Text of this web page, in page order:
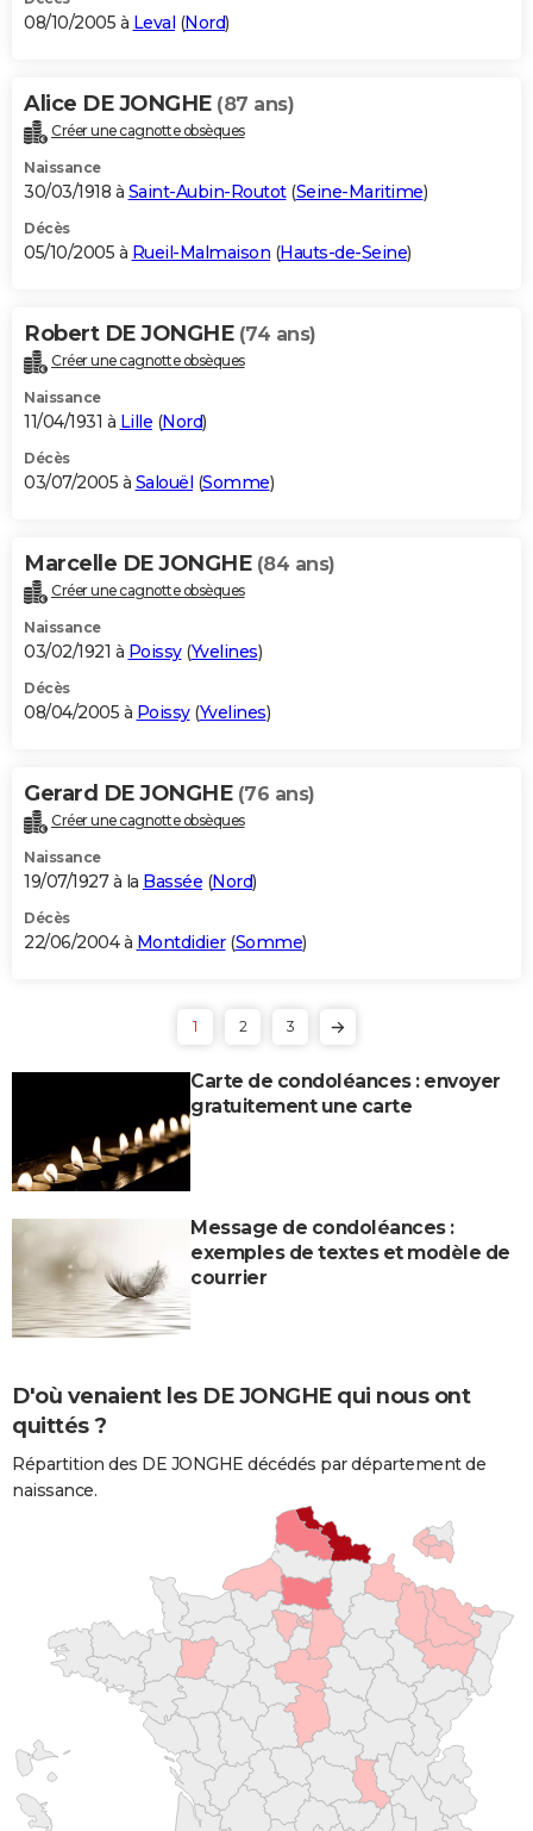
08/10/2005 à Leval (Nord)
Alice DE JONGHE (87 ans)
Créer une cagnotte obsèques
Naissance
30/03/1918 à Saint-Aubin-Routot(Seine-Maritime)
Décès
05/10/2005 à Rueil-Malmaison (Hauts-de-Seine)
Robert DE JONGHE (74 ans)
Créer une cagnotte obsèques
Naissance
11/04/1931 à Lille (Nord)
Décès
03/07/2005 à Salouël (Somme)
Marcelle DE JONGHE (84 ans)
Créer une cagnotte obsèques
Naissance
03/02/1921 à Poissy(Yvelines)
Décès
08/04/2005 à Poissy(Yvelines)
Gerard DE JONGHE (76 ans)
Créer une cagnotte obsèques
Naissance
19/07/1927 à la Bassée (Nord)
Décès
22/06/2004 à Montdidier(Somme)
1 2 3
Carte de condoléances : envoyer
gratuitement une carte
Message de condoléances :
exemples de textes et modèle de
courrier
D'où venaient les DE JONGHE qui nous ont
quittés ?
Répartition des DE JONGHE décédés par département de
naissance.